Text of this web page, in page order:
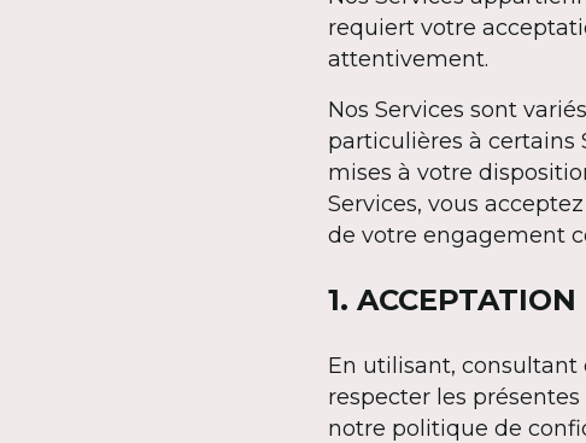
requiert votre
attentivement.
Nos Services sont
particulières à certains
mises à votre
Services, vous
de votre engagement
1.
En utilisant, consultant
respecter les
notre politique de